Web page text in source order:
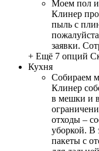
Моем пол и
Клинер
пыль с
заявки.
+ Ещё 7 опций
Кухня
Собираем
Клинер
в мешки и
отходы –
уборкой. В
пакеты с